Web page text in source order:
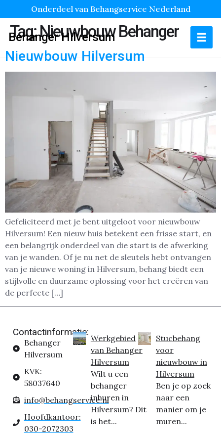
Onderdeel van Behangservice Nederland
Behanger Hilversum
Tag:Nieuwbouw Behanger
Nieuwbouw Hilversum
Gefeliciteerd met je bent uitgeloot voor nieuwbouw
Hilversum! Een nieuw huis betekent een frisse start, en
een belangrijk onderdeel van die start is de afwerking
van je wanden. Of je nu net de sleutels hebt ontvangen
van je nieuwe woning in Hilversum, behang biedt een
stijlvolle en duurzame oplossing voor het creëren van
de perfecte […]
Contactinformatie:
Behanger
Hilversum
KVK:
58037640
info@behangservice.nl
Hoofdkantoor:
030-2072303
Werkgebied
van Behanger
Hilversum
Wilt u een
behanger
inhuren in
Hilversum? Dit
is het...
Stucbehang
voor
nieuwbouw in
Hilversum
Ben je op zoek
naar een
manier om je
muren...